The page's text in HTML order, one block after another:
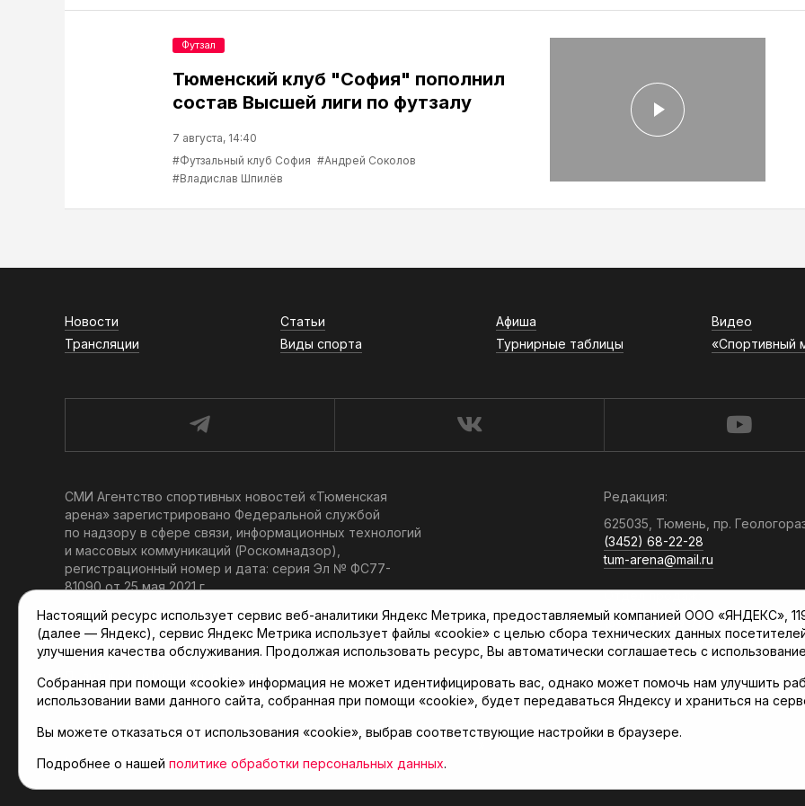
Тюменский клуб "София" пополнил
состав Высшей лиги по футзалу
7 августа, 14:40
#Футзальный клуб София #Андрей Соколов
#Владислав Шпилёв
Футзал
Новости Статьи Афиша Видео
Трансляции
Виды спорта Турнирные таблицы «Спортивный
СМИ Агентство спортивных новостей «Тюменская
арена» зарегистрировано Федеральной службой
по надзору в сфере связи, информационных технологий
и массовых коммуникаций (Роскомнадзор),
регистрационный номер и дата: серия Эл № ФС77-
81090 от 25 мая 2021 г.
Главный редактор: Мартынов В. В.
При использовании материалов ссылка обязательна.
Политика конфиденциальности
Редакция:
625035, Тюмень, пр.
(3452) 68-22-28
tum-arena@mail.ru
Отдел продаж:
(3452) 68-89-78
kotovaev@sibinformburo.ru
© 2001-2026 Агентство спортивных новостей «Тюменская арена»
Карта сайта
Настоящий ресурс использует сервис веб-аналитики Яндекс Метрика, предоставляемый компанией ООО «ЯНДЕКС»,
(далее — Яндекс), сервис Яндекс Метрика использует файлы «cookie» с целью сбора технических данных
улучшения качества обслуживания. Продолжая использовать ресурс, Вы автоматически соглашаетесь с
Собранная при помощи «cookie» информация не может идентифицировать вас, однако может помочь нам улучшить
использовании вами данного сайта, собранная при помощи «cookie», будет передаваться Яндексу и храниться на
Вы можете отказаться от использования «cookie», выбрав соответствующие настройки в браузере.
Подробнее о нашей политике обработки персональных данных.